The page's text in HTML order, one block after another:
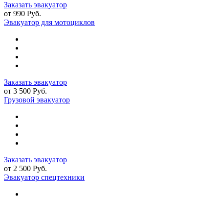
Заказать эвакуатор
от 990 Руб.
Эвакуатор для мотоциклов
Заказать эвакуатор
от 3 500 Руб.
Грузовой эвакуатор
Заказать эвакуатор
от 2 500 Руб.
Эвакуатор спецтехники